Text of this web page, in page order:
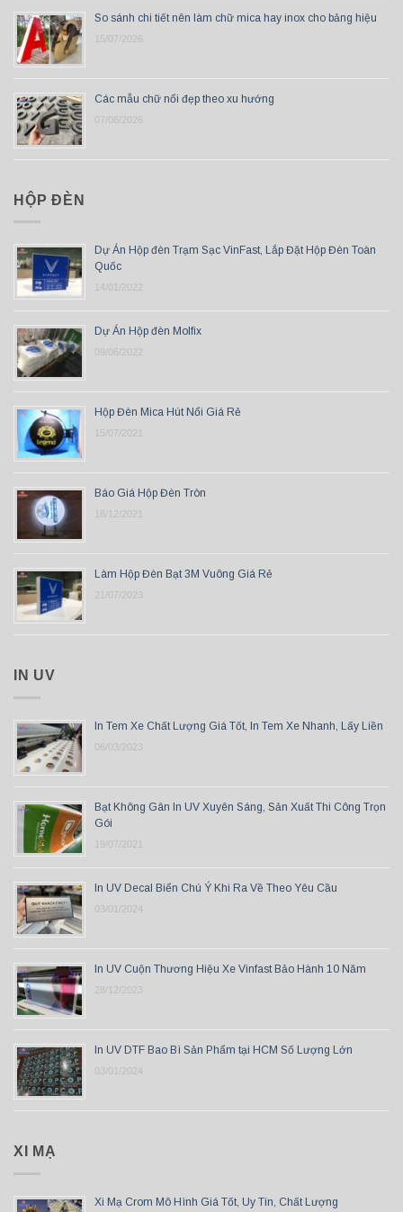
So sánh chi tiết nên làm chữ mica hay inox cho bảng hiệu
15/07/2026
Các mẫu chữ nổi đẹp theo xu hướng
07/08/2026
HỘP ĐÈN
Dự Án Hộp đèn Trạm Sạc VinFast, Lắp Đặt Hộp Đèn Toàn
Quốc
14/01/2022
Dự Án Hộp đèn Molfix
09/06/2022
Hộp Đèn Mica Hút Nổi Giá Rẻ
15/07/2021
Báo Giá Hộp Đèn Tròn
18/12/2021
Làm Hộp Đèn Bạt 3M Vuông Giá Rẻ
21/07/2023
IN UV
In Tem Xe Chất Lượng Giá Tốt, In Tem Xe Nhanh, Lấy Liền
06/03/2023
Bạt Không Gân In UV Xuyên Sáng, Sản Xuất Thi Công Trọn
Gói
19/07/2021
In UV Decal Biển Chú Ý Khi Ra Về Theo Yêu Cầu
03/01/2024
In UV Cuộn Thương Hiệu Xe Vinfast Bảo Hành 10 Năm
28/12/2023
In UV DTF Bao Bì Sản Phẩm tại HCM Số Lượng Lớn
03/01/2024
XI MẠ
Xi Mạ Crom Mô Hình Giá Tốt, Uy Tín, Chất Lượng